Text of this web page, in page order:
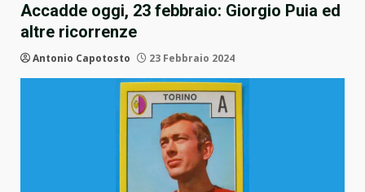
Accadde oggi, 23 febbraio: Giorgio Puia ed
altre ricorrenze
Antonio Capotosto 23 Febbraio 2024